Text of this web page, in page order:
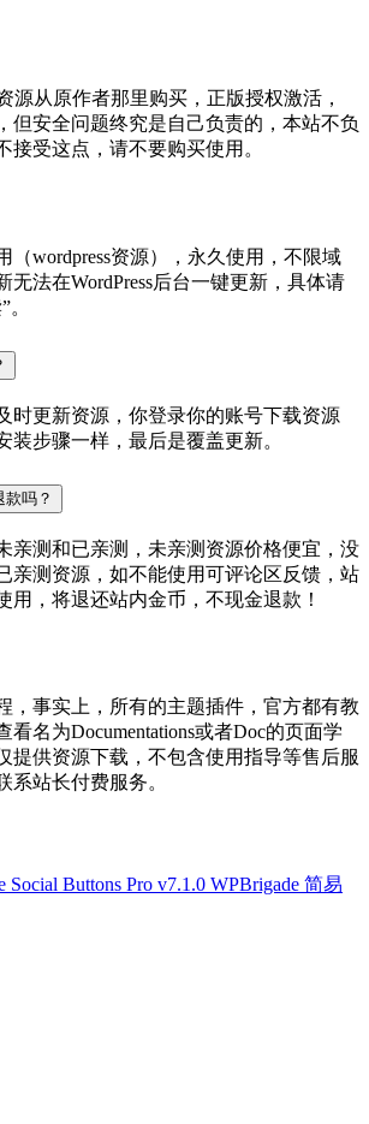
源从原作者那里购买，正版授权激活，
但安全问题终究是自己负责的，本站不负
接受这点，请不要购买使用。
（wordpress资源），永久使用，不限域
无法在WordPress后台一键更新，具体请
时更新资源，你登录你的账号下载资源
装步骤一样，最后是覆盖更新。
吗？
亲测和已亲测，未亲测资源价格便宜，没
亲测资源，如不能使用可评论区反馈，站
用，将退还站内金币，不现金退款！
，事实上，所有的主题插件，官方都有教
看名为Documentations或者Doc的页面学
提供资源下载，不包含使用指导等售后服
系站长付费服务。